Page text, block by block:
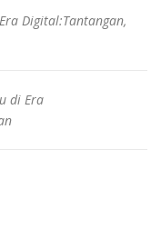
Digital:Tantangan,
di Era